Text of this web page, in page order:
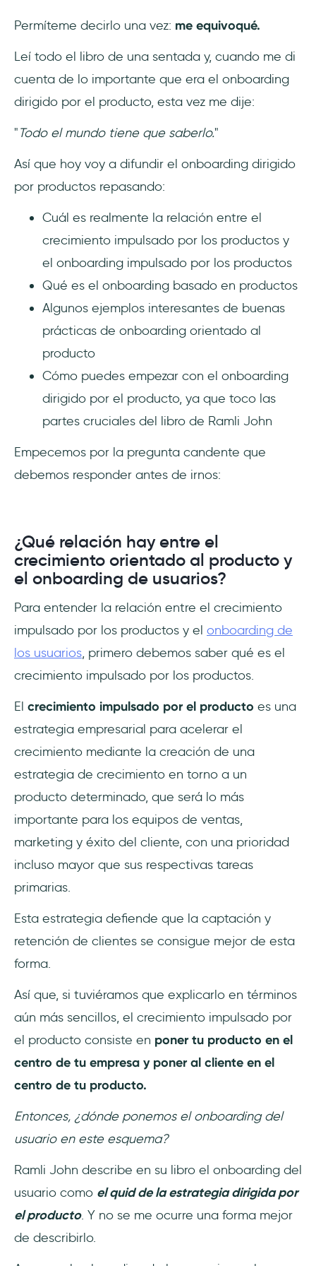
Permíteme decirlo una vez: me equivoqué.
Leí todo el libro de una sentada y, cuando me di
cuenta de lo importante que era el onboarding
dirigido por el producto, esta vez me dije:
"Todo el mundo tiene que saberlo."
Así que hoy voy a difundir el onboarding dirigido
por productos repasando:
Cuál es realmente la relación entre el
crecimiento impulsado por los productos y
el onboarding impulsado por los productos
Qué es el onboarding basado en productos
Algunos ejemplos interesantes de buenas
prácticas de onboarding orientado al
producto
Cómo puedes empezar con el onboarding
dirigido por el producto, ya que toco las
partes cruciales del libro de Ramli John
Empecemos por la pregunta candente que
debemos responder antes de irnos:
¿Qué relación hay entre el
crecimiento orientado al producto y
el onboarding de usuarios?
Para entender la relación entre el crecimiento
impulsado por los productos y el onboarding de
los usuarios, primero debemos saber qué es el
crecimiento impulsado por los productos.
El crecimiento impulsado por el producto es una
estrategia empresarial para acelerar el
crecimiento mediante la creación de una
estrategia de crecimiento en torno a un
producto determinado, que será lo más
importante para los equipos de ventas,
marketing y éxito del cliente, con una prioridad
incluso mayor que sus respectivas tareas
primarias.
Esta estrategia defiende que la captación y
retención de clientes se consigue mejor de esta
forma.
Así que, si tuviéramos que explicarlo en términos
aún más sencillos, el crecimiento impulsado por
el producto consiste en poner tu producto en el
centro de tu empresa y poner al cliente en el
centro de tu producto.
Entonces, ¿dónde ponemos el onboarding del
usuario en este esquema?
Ramli John describe en su libro el onboarding del
usuario como el quid de la estrategia dirigida por
el producto. Y no se me ocurre una forma mejor
de describirlo.